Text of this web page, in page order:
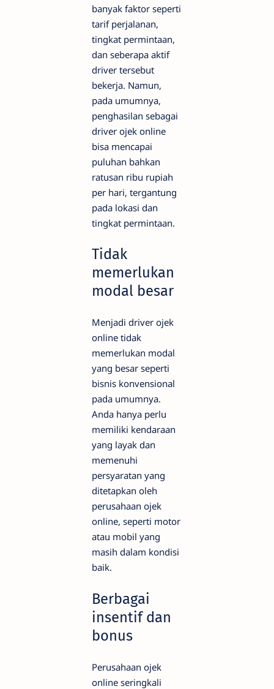
banyak faktor seperti
tarif perjalanan,
tingkat permintaan,
dan seberapa aktif
driver tersebut
bekerja. Namun,
pada umumnya,
penghasilan sebagai
driver ojek online
bisa mencapai
puluhan bahkan
ratusan ribu rupiah
per hari, tergantung
pada lokasi dan
tingkat permintaan.
Tidak
memerlukan
modal besar
Menjadi driver ojek
online tidak
memerlukan modal
yang besar seperti
bisnis konvensional
pada umumnya.
Anda hanya perlu
memiliki kendaraan
yang layak dan
memenuhi
persyaratan yang
ditetapkan oleh
perusahaan ojek
online, seperti motor
atau mobil yang
masih dalam kondisi
baik.
Berbagai
insentif dan
bonus
Perusahaan ojek
online seringkali